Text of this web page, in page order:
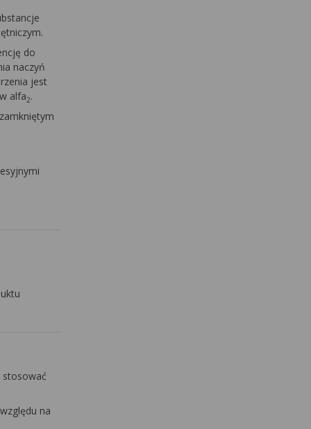
do
naczyń
jest
alfa2.
stosować
na